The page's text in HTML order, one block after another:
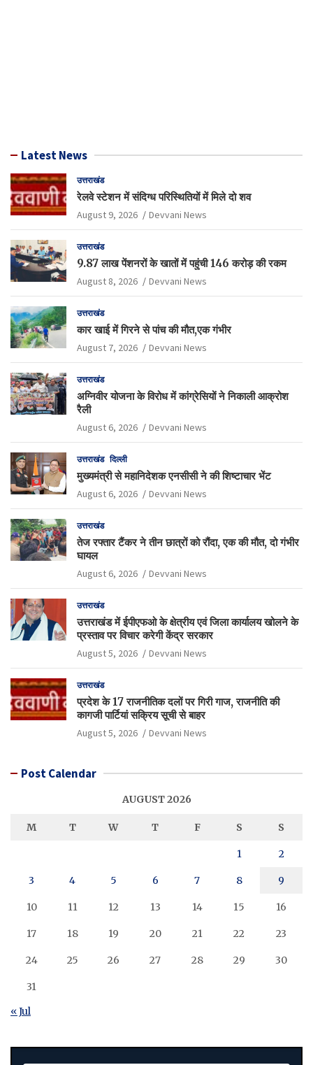
Latest News
उत्तराखंड
रेलवे स्टेशन में संदिग्ध परिस्थितियों में मिले दो शव
August 9, 2026 Devvani News
उत्तराखंड
9.87 लाख पेंशनरों के खातों में पहुंची 146 करोड़ की रकम
August 8, 2026 Devvani News
उत्तराखंड
कार खाई में गिरने से पांच की मौत,एक गंभीर
August 7, 2026 Devvani News
उत्तराखंड
अग्निवीर योजना के विरोध में कांग्रेसियों ने निकाली आक्रोश
रैली
August 6, 2026 Devvani News
उत्तराखंड दिल्ली
मुख्यमंत्री से महानिदेशक एनसीसी ने की शिष्टाचार भेंट
August 6, 2026 Devvani News
उत्तराखंड
तेज रफ्तार टैंकर ने तीन छात्रों को रौंदा, एक की मौत, दो गंभीर
घायल
August 6, 2026 Devvani News
उत्तराखंड
उत्तराखंड में ईपीएफओ के क्षेत्रीय एवं जिला कार्यालय खोलने के
प्रस्ताव पर विचार करेगी केंद्र सरकार
August 5, 2026 Devvani News
उत्तराखंड
प्रदेश के 17 राजनीतिक दलों पर गिरी गाज, राजनीति की
कागजी पार्टियां सक्रिय सूची से बाहर
August 5, 2026 Devvani News
Post Calendar
AUGUST 2026
M T W T F S S
1 2
3 4 5 6 7 8 9
10 11 12 13 14 15 16
17 18 19 20 21 22 23
24 25 26 27 28 29 30
31
« Jul